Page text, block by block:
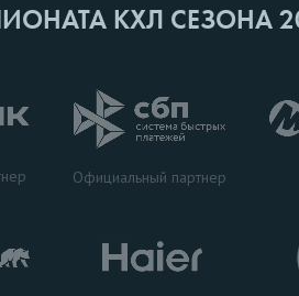
КХЛ СЕЗОНА
Официальный партнер